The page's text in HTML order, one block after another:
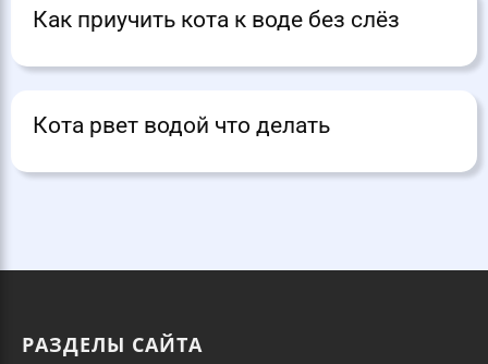
Как приучить кота к воде без слёз
Кота рвет водой что делать
РАЗДЕЛЫ САЙТА